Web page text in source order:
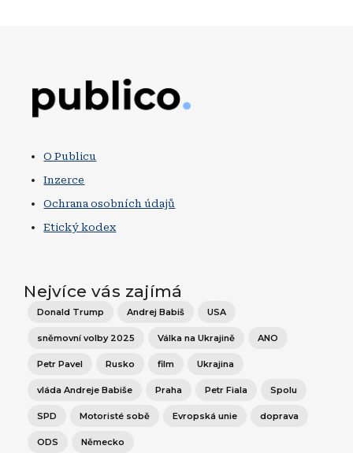
O Publicu
Inzerce
Ochrana osobních údajů
Etický kodex
Nejvíce vás zajímá
Donald Trump Andrej Babiš USA
sněmovní volby 2025 Válka na Ukrajině ANO
Petr Pavel Rusko film Ukrajina
vláda Andreje Babiše Praha Petr Fiala Spolu
SPD Motoristé sobě Evropská unie doprava
ODS Německo